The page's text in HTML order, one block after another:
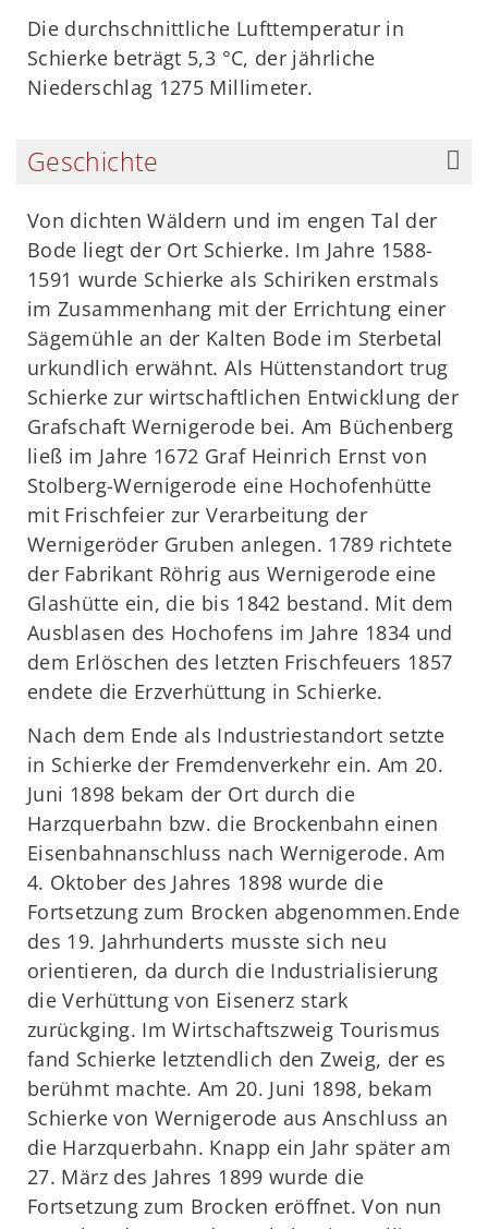
Die durchschnittliche Lufttemperatur in
Schierke beträgt 5,3 °C, der jährliche
Niederschlag 1275 Millimeter.
Geschichte
Von dichten Wäldern und im engen Tal der
Bode liegt der Ort Schierke. Im Jahre 1588-
1591 wurde Schierke als Schiriken erstmals
im Zusammenhang mit der Errichtung einer
Sägemühle an der Kalten Bode im Sterbetal
urkundlich erwähnt. Als Hüttenstandort trug
Schierke zur wirtschaftlichen Entwicklung der
Grafschaft Wernigerode bei. Am Büchenberg
ließ im Jahre 1672 Graf Heinrich Ernst von
Stolberg-Wernigerode eine Hochofenhütte
mit Frischfeier zur Verarbeitung der
Wernigeröder Gruben anlegen. 1789 richtete
der Fabrikant Röhrig aus Wernigerode eine
Glashütte ein, die bis 1842 bestand. Mit dem
Ausblasen des Hochofens im Jahre 1834 und
dem Erlöschen des letzten Frischfeuers 1857
endete die Erzverhüttung in Schierke.
Nach dem Ende als Industriestandort setzte
in Schierke der Fremdenverkehr ein. Am 20.
Juni 1898 bekam der Ort durch die
Harzquerbahn bzw. die Brockenbahn einen
Eisenbahnanschluss nach Wernigerode. Am
4. Oktober des Jahres 1898 wurde die
Fortsetzung zum Brocken abgenommen.Ende
des 19. Jahrhunderts musste sich neu
orientieren, da durch die Industrialisierung
die Verhüttung von Eisenerz stark
zurückging. Im Wirtschaftszweig Tourismus
fand Schierke letztendlich den Zweig, der es
berühmt machte. Am 20. Juni 1898, bekam
Schierke von Wernigerode aus Anschluss an
die Harzquerbahn. Knapp ein Jahr später am
27. März des Jahres 1899 wurde die
Fortsetzung zum Brocken eröffnet. Von nun